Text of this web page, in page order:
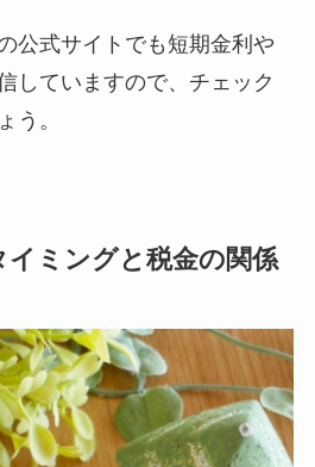
公式サイトでも短期金利や
していますので、チェック
う。
ミングと税金の関係